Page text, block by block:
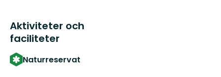
Aktiviteter och
faciliteter
Naturreservat